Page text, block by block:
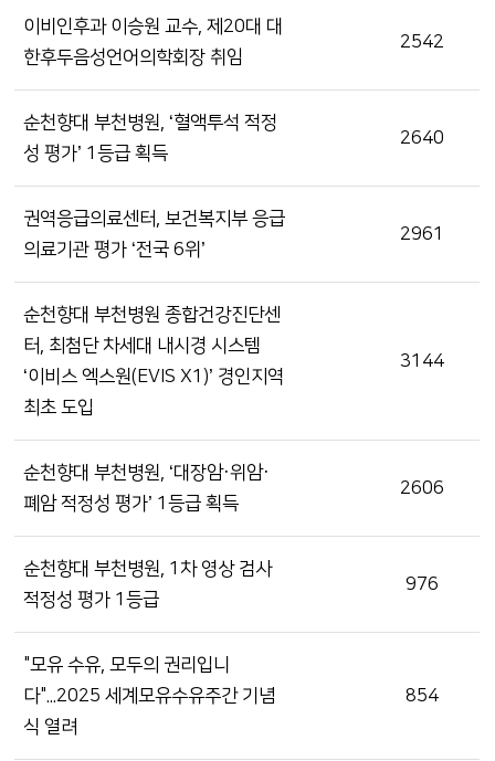
이비인후과 이승원 교수, 제20대 대
한후두음성언어의학회장 취임
2542
순천향대 부천병원, ‘혈액투석 적정
성 평가’ 1등급 획득
2640
권역응급의료센터, 보건복지부 응급
의료기관 평가 ‘전국 6위’
2961
순천향대 부천병원 종합건강진단센
터, 최첨단 차세대 내시경 시스템
‘이비스 엑스원(EVIS X1)’ 경인지역
최초 도입
3144
순천향대 부천병원, ‘대장암·위암·
폐암 적정성 평가’ 1등급 획득
2606
순천향대 부천병원, 1차 영상 검사
적정성 평가 1등급
976
"모유 수유, 모두의 권리입니
다"...2025 세계모유수유주간 기념
식 열려
854